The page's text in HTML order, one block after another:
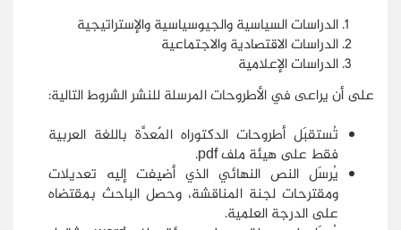
الدراسات السياسية والجيوسياسية والإستراتيجية
الدراسات الاقتصادية والاجتماعية
الدراسات الإعلامية
على أن يراعى في الأطروحات المرسلة للنشر الشروط التالية:
تُستقبَل أطروحات الدكتوراه المٌعدَّة باللغة العربية
فقط على هيئة ملف pdf.
يُرسَل النص النهائي الذي أضيفت إليه تعديلات
ومقترحات لجنة المناقشة، وحصل الباحث بمقتضاه
على الدرجة العلمية.